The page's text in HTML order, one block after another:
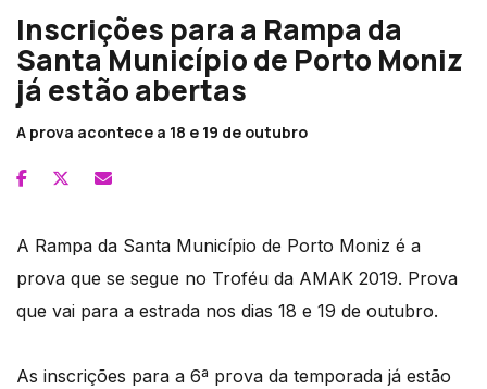
Inscrições para a Rampa da
Santa Município de Porto Moniz
já estão abertas
A prova acontece a 18 e 19 de outubro
A Rampa da Santa Município de Porto Moniz é a
prova que se segue no Troféu da AMAK 2019. Prova
que vai para a estrada nos dias 18 e 19 de outubro.
As inscrições para a 6ª prova da temporada já estão